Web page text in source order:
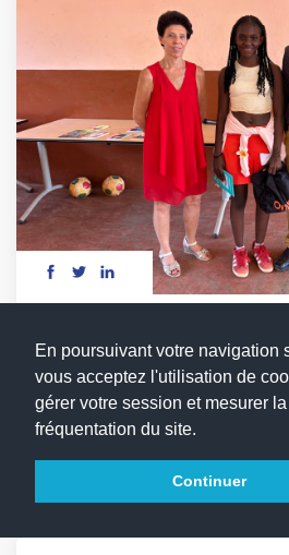
En poursuivant votre navigation
vous acceptez l'utilisation de
gérer votre session et mesurer la
fréquentation du site.
Continuer
DÉFI LECTURE : LES MOTS
Vendredi 17 avril, les élèves du
avec enthousiasme le 1er défi